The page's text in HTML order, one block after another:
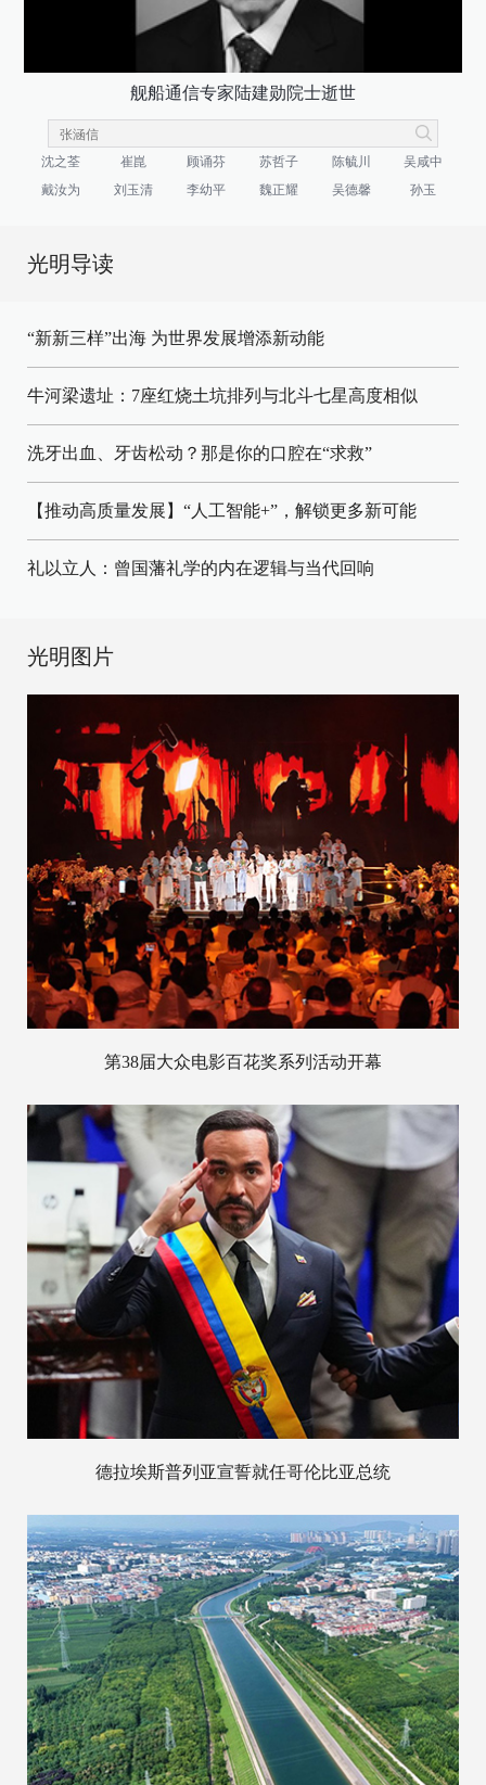
舰船通信专家陆建勋院士逝世
沈之荃 崔崑 顾诵芬 苏哲子 陈毓川
吴咸中
戴汝为
刘玉清 李幼平 魏正耀 吴德馨 孙玉
光明导读
“新新三样”出海 为世界发展增添新动能
牛河梁遗址：7座红烧土坑排列与北斗七星高度相似
洗牙出血、牙齿松动？那是你的口腔在“求救”
【推动高质量发展】“人工智能+”，解锁更多新可能
礼以立人：曾国藩礼学的内在逻辑与当代回响
光明图片
第38届大众电影百花奖系列活动开幕
德拉埃斯普列亚宣誓就任哥伦比亚总统